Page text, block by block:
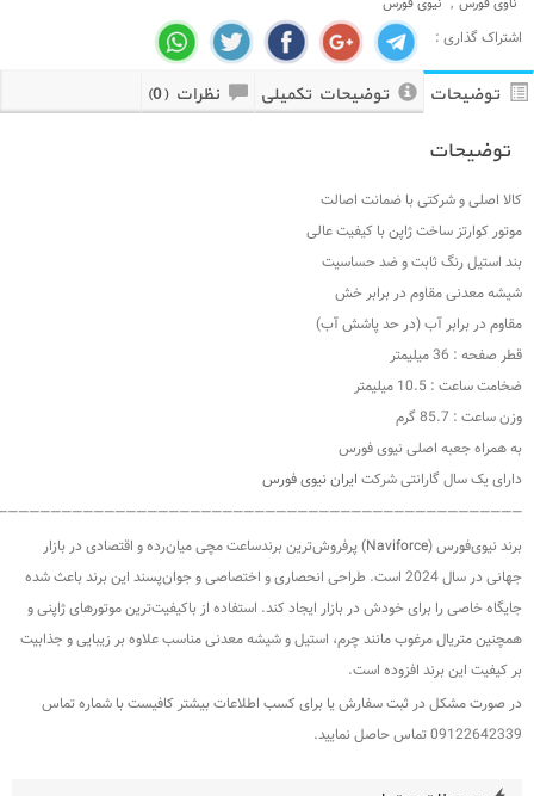
فورس
توضیحات تکمیلی نظرات (0)
با ضمانت اصالت
ژاپن با کیفیت عالی
و ضد حساسیت
در برابر خش
(در حد پاشش آب)
نیوی فورس
شرکتایران نیوی فورس
)‏ پرفروش‌ترین برندساعت مچی میان‌رده و اقتصادی در بازار
جهانی در سال 2024 است‏.‏ طراحی انحصاری و اختصاصی و جوان‌پسند این برند باعث شده
خودش در بازار ایجاد کند‏.‏ استفاده از با‌کیفیت‌ترین موتور‌های ژاپنی و
مانند چرم، استیل و شیشه معدنی مناسب علاوه بر زیبایی و جذابیت
افزوده است‏.
ثبت سفارش یا برای کسب اطلاعات بیشتر کافیست با شماره تماس